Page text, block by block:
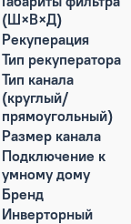
(Ш×В×Д)
Рекуперация
Тип рекуператора
Тип канала
(круглый/
прямоугольный)
Размер канала
Подключение к
умному дому
Бренд
Инверторный